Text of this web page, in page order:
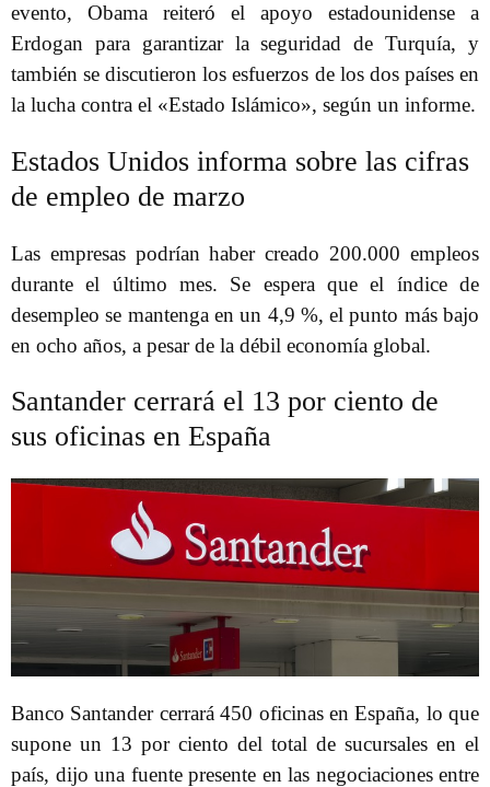
evento, Obama reiteró el apoyo estadounidense a
Erdogan para garantizar la seguridad de Turquía, y
también se discutieron los esfuerzos de los dos países en
la lucha contra el «Estado Islámico», según un informe.
Estados Unidos informa sobre las cifras
de empleo de marzo
Las empresas podrían haber creado 200.000 empleos
durante el último mes. Se espera que el índice de
desempleo se mantenga en un 4,9 %, el punto más bajo
en ocho años, a pesar de la débil economía global.
Santander cerrará el 13 por ciento de
sus oficinas en España
Banco Santander cerrará 450 oficinas en España, lo que
supone un 13 por ciento del total de sucursales en el
país, dijo una fuente presente en las negociaciones entre